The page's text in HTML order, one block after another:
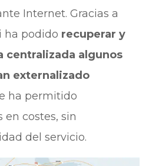
Internet. Gracias a
ha podido recuperar y
centralizada algunos
externalizado
ha permitido
costes, sin
del servicio.